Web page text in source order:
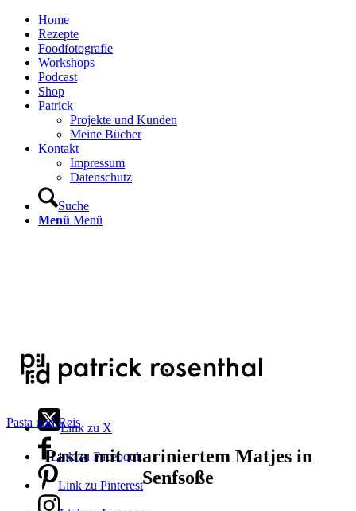
Home
Rezepte
Foodfotografie
Workshops
Podcast
Shop
Patrick
Projekte und Kunden
Meine Bücher
Kontakt
Impressum
Datenschutz
Suche
Menü Menü
Link zu X
Link zu Facebook
Link zu Pinterest
Pasta und Reis
Pasta mit mariniertem Matjes in
Senfsoße